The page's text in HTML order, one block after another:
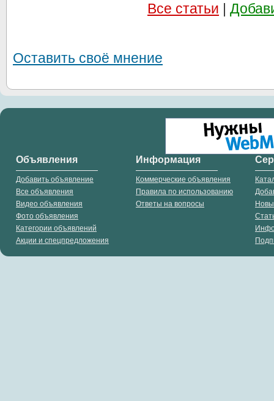
Все статьи |
Оставить своё мнение
Объявления
Добавить объявление
Все объявления
Видео объявления
Фото объявления
Категории объявлений
Акции и спецпредложения
Информация
Коммерческие объявления
Правила по использованию
Ответы на вопросы